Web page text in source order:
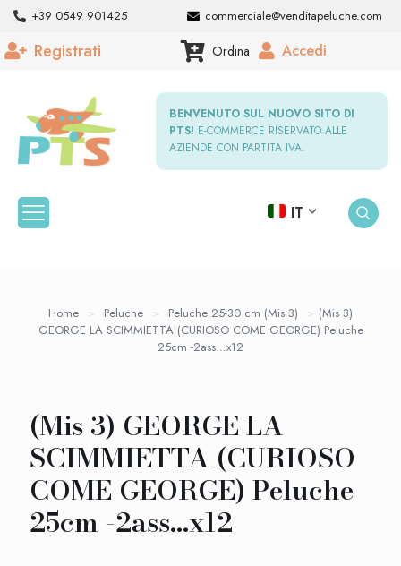
+39 0549 901425 commerciale@venditapeluche.com
Registrati Ordina Accedi
BENVENUTO SUL NUOVO SITO DI
PTS! E-COMMERCE RISERVATO ALLE
AZIENDE CON PARTITA IVA.
IT
Home > Peluche > Peluche 25-30 cm (Mis 3) > (Mis 3)
GEORGE LA SCIMMIETTA (CURIOSO COME GEORGE) Peluche
25cm -2ass…x12
(Mis 3) GEORGE LA
SCIMMIETTA (CURIOSO
COME GEORGE) Peluche
25cm -2ass…x12